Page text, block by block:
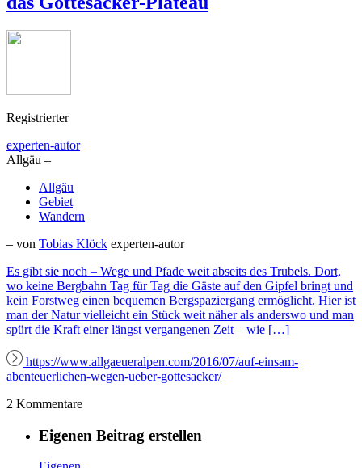
Registrierter
experten-autor
Allgäu –
Allgäu
Gebiet
Wandern
– von Tobias Klöck experten-autor
Es gibt sie noch – Wege und Pfade weit abseits des Trubels. Dort,
wo keine Bergbahn Tag für Tag die Gäste auf den Gipfel bringt und
kein Forstweg einen bequemen Bergspaziergang ermöglicht. Hier ist
man der Natur vielleicht ein Stück weit näher als anderswo und man
spürt die Kraft einer längst vergangenen Zeit – wie […]
https://www.allgaeueralpen.com/2016/07/auf-einsam-
abenteuerlichen-wegen-ueber-gottesacker/
2 Kommentare
Eigenen Beitrag erstellen